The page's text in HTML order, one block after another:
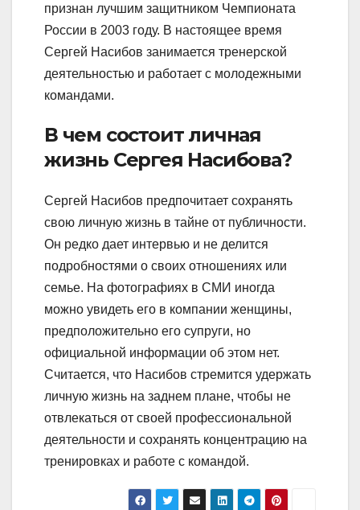
признан лучшим защитником Чемпионата
России в 2003 году. В настоящее время
Сергей Насибов занимается тренерской
деятельностью и работает с молодежными
командами.
В чем состоит личная
жизнь Сергея Насибова?
Сергей Насибов предпочитает сохранять
свою личную жизнь в тайне от публичности.
Он редко дает интервью и не делится
подробностями о своих отношениях или
семье. На фотографиях в СМИ иногда
можно увидеть его в компании женщины,
предположительно его супруги, но
официальной информации об этом нет.
Считается, что Насибов стремится удержать
личную жизнь на заднем плане, чтобы не
отвлекаться от своей профессиональной
деятельности и сохранять концентрацию на
тренировках и работе с командой.